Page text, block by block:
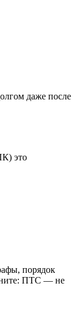
даже после
это
порядок
ПТС — не